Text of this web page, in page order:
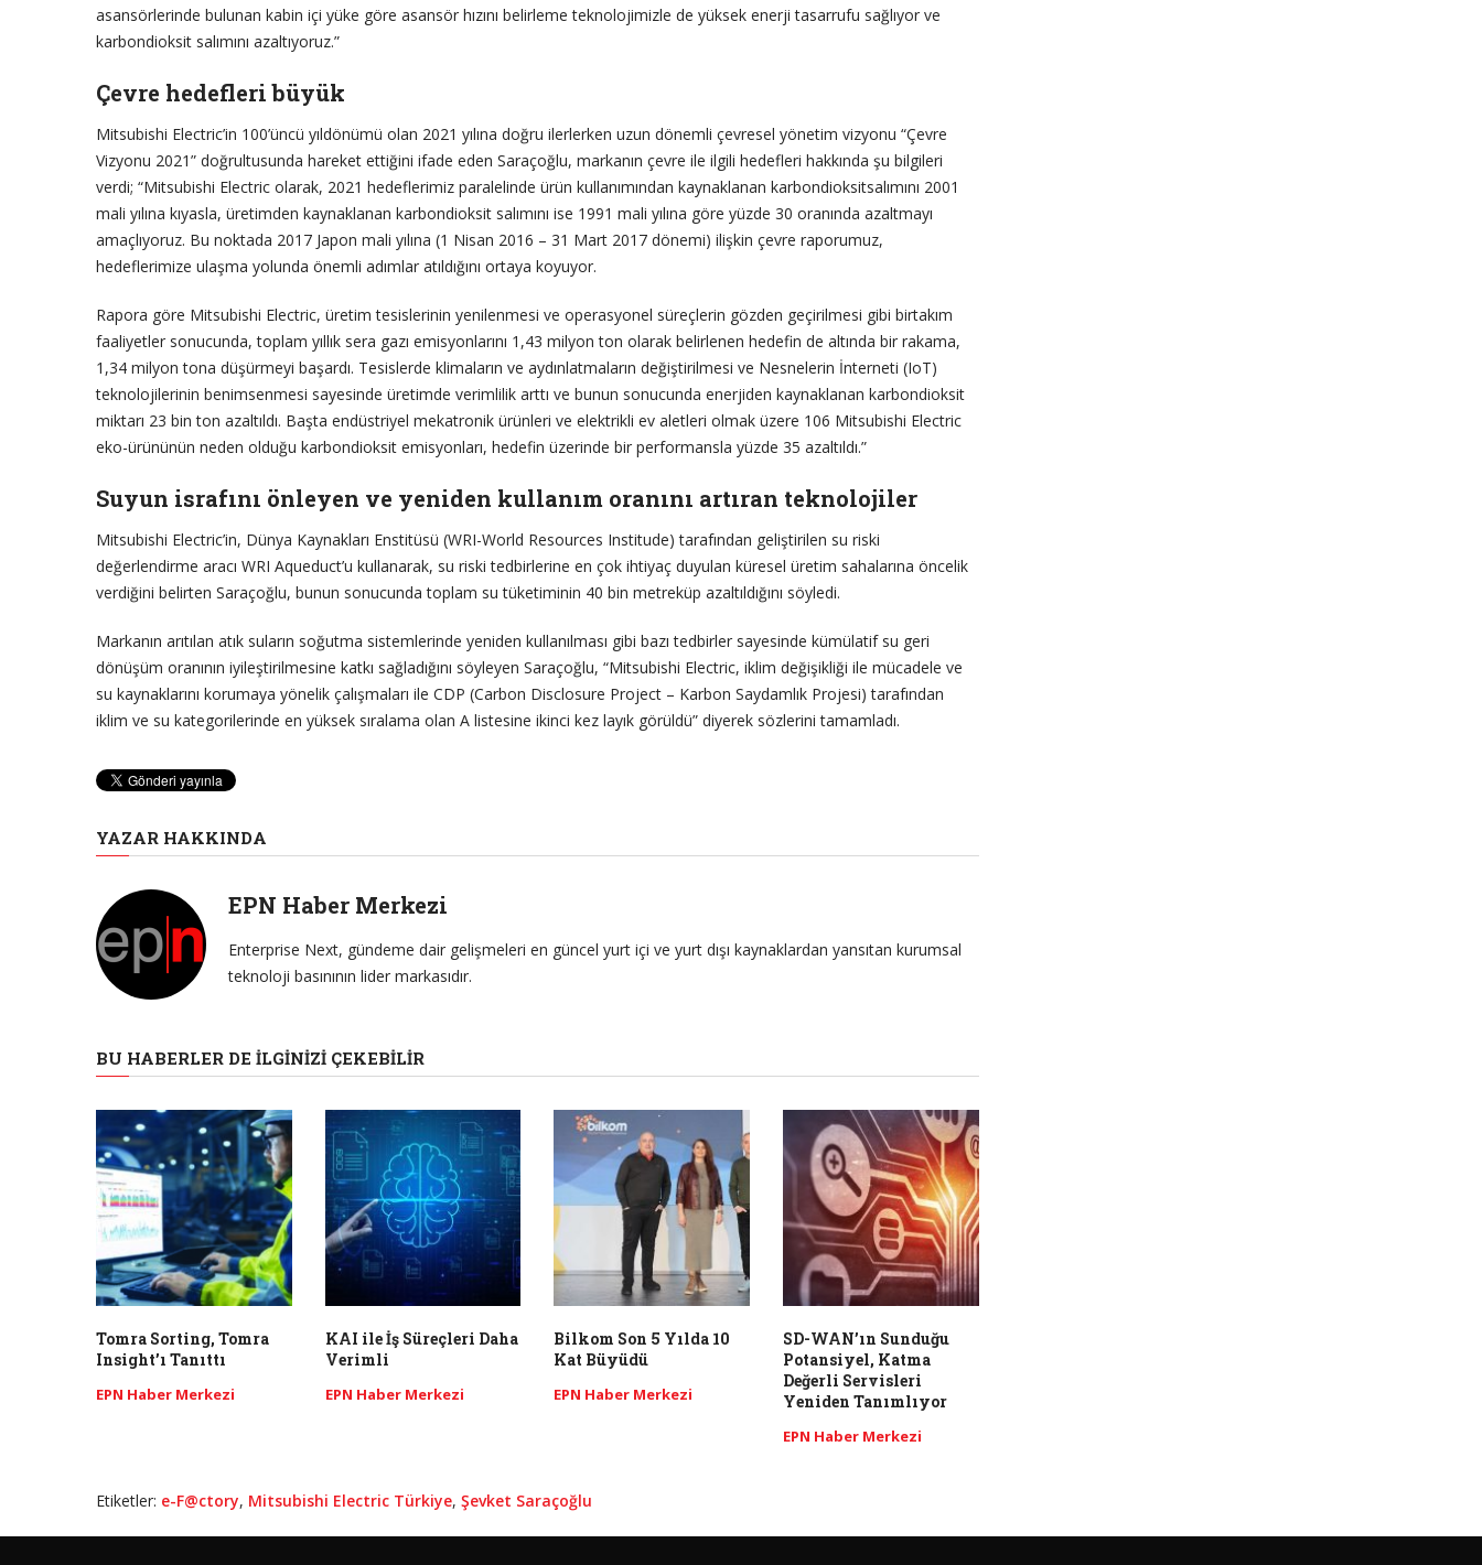
asansörlerinde bulunan kabin içi yüke göre asansör hızını belirleme teknolojimizle de yüksek enerji tasarrufu sağlıyor ve
karbondioksit salımını azaltıyoruz.”
Çevre hedefleri büyük
Mitsubishi Electric’in 100’üncü yıldönümü olan 2021 yılına doğru ilerlerken uzun dönemli çevresel yönetim vizyonu “Çevre
Vizyonu 2021” doğrultusunda hareket ettiğini ifade eden Saraçoğlu, markanın çevre ile ilgili hedefleri hakkında şu bilgileri
verdi; “Mitsubishi Electric olarak, 2021 hedeflerimiz paralelinde ürün kullanımından kaynaklanan karbondioksitsalımını 2001
mali yılına kıyasla, üretimden kaynaklanan karbondioksit salımını ise 1991 mali yılına göre yüzde 30 oranında azaltmayı
amaçlıyoruz. Bu noktada 2017 Japon mali yılına (1 Nisan 2016 – 31 Mart 2017 dönemi) ilişkin çevre raporumuz,
hedeflerimize ulaşma yolunda önemli adımlar atıldığını ortaya koyuyor.
Rapora göre Mitsubishi Electric, üretim tesislerinin yenilenmesi ve operasyonel süreçlerin gözden geçirilmesi gibi birtakım
faaliyetler sonucunda, toplam yıllık sera gazı emisyonlarını 1,43 milyon ton olarak belirlenen hedefin de altında bir rakama,
1,34 milyon tona düşürmeyi başardı. Tesislerde klimaların ve aydınlatmaların değiştirilmesi ve Nesnelerin İnterneti (IoT)
teknolojilerinin benimsenmesi sayesinde üretimde verimlilik arttı ve bunun sonucunda enerjiden kaynaklanan karbondioksit
miktarı 23 bin ton azaltıldı. Başta endüstriyel mekatronik ürünleri ve elektrikli ev aletleri olmak üzere 106 Mitsubishi Electric
eko-ürününün neden olduğu karbondioksit emisyonları, hedefin üzerinde bir performansla yüzde 35 azaltıldı.”
Suyun israfını önleyen ve yeniden kullanım oranını artıran teknolojiler
Mitsubishi Electric’in, Dünya Kaynakları Enstitüsü (WRI-World Resources Institude) tarafından geliştirilen su riski
değerlendirme aracı WRI Aqueduct’u kullanarak, su riski tedbirlerine en çok ihtiyaç duyulan küresel üretim sahalarına öncelik
verdiğini belirten Saraçoğlu, bunun sonucunda toplam su tüketiminin 40 bin metreküp azaltıldığını söyledi.
Markanın arıtılan atık suların soğutma sistemlerinde yeniden kullanılması gibi bazı tedbirler sayesinde kümülatif su geri
dönüşüm oranının iyileştirilmesine katkı sağladığını söyleyen Saraçoğlu, “Mitsubishi Electric, iklim değişikliği ile mücadele ve
su kaynaklarını korumaya yönelik çalışmaları ile CDP (Carbon Disclosure Project – Karbon Saydamlık Projesi) tarafından
iklim ve su kategorilerinde en yüksek sıralama olan A listesine ikinci kez layık görüldü” diyerek sözlerini tamamladı.
YAZAR HAKKINDA
EPN Haber Merkezi
Enterprise Next, gündeme dair gelişmeleri en güncel yurt içi ve yurt dışı kaynaklardan yansıtan kurumsal
teknoloji basınının lider markasıdır.
BU HABERLER DE İLGINIZI ÇEKEBILIR
Tomra Sorting, Tomra
Insight’ı Tanıttı
EPN Haber Merkezi
KAI ile İş Süreçleri Daha
Verimli
EPN Haber Merkezi
Bilkom Son 5 Yılda 10
Kat Büyüdü
EPN Haber Merkezi
SD-WAN’ın Sunduğu
Potansiyel, Katma
Değerli Servisleri
Yeniden Tanımlıyor
EPN Haber Merkezi
Etiketler: e-F@ctory, Mitsubishi Electric Türkiye, Şevket Saraçoğlu